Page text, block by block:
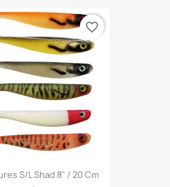
S/L Shad 8" / 20 Cm
favorite_border